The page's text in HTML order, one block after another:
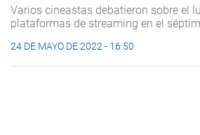
Varios cineastas debatieron sobre el
plataformas de streaming en el
24 DE MAYO DE 2022 - 16:50